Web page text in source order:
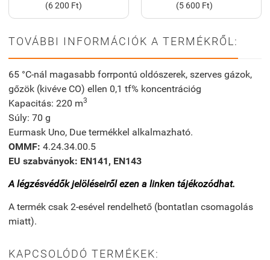
(6 200 Ft)
(5 600 Ft)
TOVÁBBI INFORMÁCIÓK A TERMÉKRŐL:
65 °C-nál magasabb forrpontú oldószerek, szerves gázok,
gőzök (kivéve CO) ellen 0,1 tf% koncentrációg
Kapacitás: 220 m3
Súly: 70 g
Eurmask Uno, Due termékkel alkalmazható.
OMMF: 4.24.34.00.5
EU szabványok: EN141, EN143
A légzésvédők jelöléseiről ezen a linken tájékozódhat.
A termék csak 2-esével rendelhető (bontatlan csomagolás
miatt).
KAPCSOLÓDÓ TERMÉKEK: